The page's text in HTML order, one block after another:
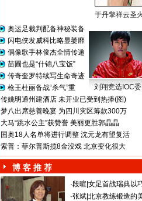
于丹擎祥云圣火
奥运足裁判配备神秘装备
闪电侠发威科比略显萎靡
偶像歌手林俊杰全情传递
苗圃也是“什锦八宝饭”
传奇奎罗特续写生命奇迹
枪王杜丽备战“杀气”重
刘翔竞选IOC
传姚明通州建酒店 未开业已受到热捧(图)
梦八出席慈善晚宴 为四川灾区筹款300万
大马“跳水公主”获赞誉 美丽更胜郭晶晶
国奥18人名单将进行调整 沈元龙有望复活
索普：菲尔普斯揽8金没戏 北京变化很大
博 客 推 荐
·段暄 女足首战瑞典以
·张斌 北京教练锻造的